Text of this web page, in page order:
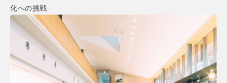
化への挑戦